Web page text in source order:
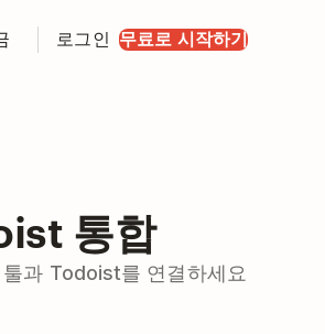
로그인 무료로 시작하기
통합
과 Todoist를 연결하세요